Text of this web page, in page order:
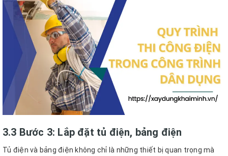
3.3 Bước 3: Lắp đặt tủ điện, bảng điện
Tủ điện và bảng điện không chỉ là những thiết bị quan trọng mà